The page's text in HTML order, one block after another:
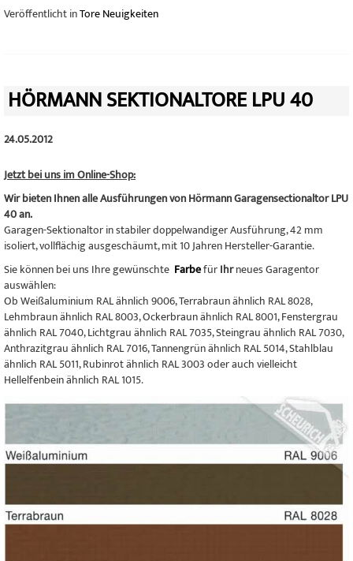
Veröffentlicht inTore Neuigkeiten
HÖRMANN SEKTIONALTORE LPU 40
24.05.2012
Jetzt bei uns im Online-Shop:
Wir bieten Ihnen alle Ausführungen von Hörmann Garagensectionaltor LPU
40 an.
Garagen-Sektionaltor in stabiler doppelwandiger Ausführung, 42 mm
isoliert, vollflächig ausgeschäumt, mit 10 Jahren Hersteller-Garantie.
Sie können bei uns Ihre gewünschte FarbefürIhrneues Garagentor
auswählen:
Ob Weißaluminium RAL ähnlich 9006, Terrabraun ähnlich RAL 8028,
Lehmbraun ähnlich RAL 8003, Ockerbraun ähnlich RAL 8001, Fenstergrau
ähnlich RAL 7040, Lichtgrau ähnlich RAL 7035, Steingrau ähnlich RAL 7030,
Anthrazitgrau ähnlich RAL 7016, Tannengrün ähnlich RAL 5014, Stahlblau
ähnlich RAL 5011, Rubinrot ähnlich RAL 3003 oder auch vielleicht
Hellelfenbein ähnlich RAL 1015.